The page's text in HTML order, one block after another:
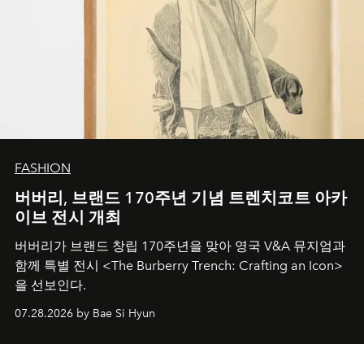
FASHION
버버리, 브랜드 170주년 기념 트렌치코트 아카
이브 전시 개최
버버리가 브랜드 창립 170주년을 맞아 영국 V&A 뮤지엄과
함께 특별 전시 <The Burberry Trench: Crafting an Icon>
을 선보인다.
07.28.2026 by Bae Si Hyun